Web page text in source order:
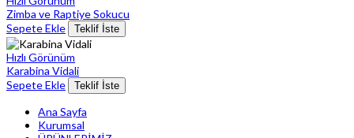
Zimba ve Raptiye Sokucu
Sepete Ekle
Teklif İste
Hızlı Görünüm
Karabina Vidali
Sepete Ekle
Teklif İste
Ana Sayfa
Kurumsal